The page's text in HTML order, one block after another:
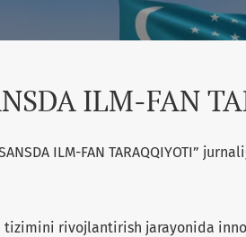
ILM-FAN
ILM-FAN TARAQQIYOTI”
tizimini rivojlantirish jarayonida